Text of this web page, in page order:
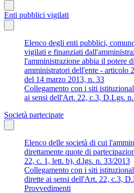
Enti pubblici vigilati
Elenco degli enti pubblici,
vigilati e finanziati
l'amministrazione abbia il potere
amministratori dell'ente - articolo
del 14 marzo 2013, n. 33
Collegamento con i siti
ai sensi dell'Art. 22, c.3, D.Lgs.
Società partecipate
Elenco delle società di cui
direttamente quote di
22, c. 1, lett. b), d.lgs. n. 33/2013
Collegamento con i siti
dirette ai sensi dell'Art. 22, c.3,
Provvedimenti